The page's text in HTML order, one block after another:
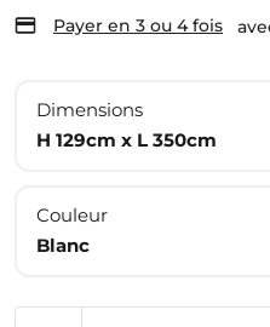
Payer en 3 ou 4 fois
Dimensions
H 129cm x L 350cm
Couleur
Blanc